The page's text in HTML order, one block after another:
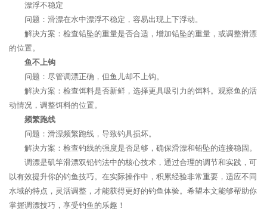
漂浮不稳定
问题：滑漂在水中漂浮不稳定，容易出现上下浮动。
解决方案：检查铅坠的重量是否合适，增加铅坠的重量，或调整滑漂
的位置。
鱼不上钩
问题：尽管调漂正确，但鱼儿却不上钩。
解决方案：检查饵料是否新鲜，选择更具吸引力的饵料。观察鱼的活
动情况，调整饵料的位置。
频繁跑线
问题：滑漂频繁跑线，导致钓具损坏。
解决方案：检查钓线的强度是否足够，确保滑漂和铅坠的连接稳固。
调漂是矶竿滑漂双铅钓法中的核心技术，通过合理的调节和实践，可
以有效提升你的钓鱼技巧。在实际操作中，积累经验非常重要，适应不同
水域的特点，灵活调整，才能获得更好的钓鱼体验。希望本文能够帮助你
掌握调漂技巧，享受钓鱼的乐趣！